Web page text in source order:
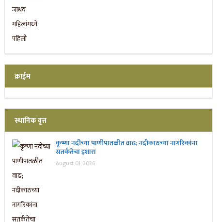
क्राईम
स्थानिक वृत्त
कृष्णा नदीच्या पाणीपातळीत वाढ; नदीकाठच्या नागरिकांना
सतर्कतेचा इशारा
August 01, 2026